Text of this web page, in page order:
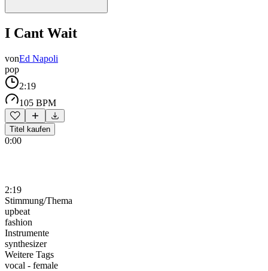
I Cant Wait
vonEd Napoli
pop
2:19
105 BPM
Titel kaufen
0:00
2:19
Stimmung/Thema
upbeat
fashion
Instrumente
synthesizer
Weitere Tags
vocal - female